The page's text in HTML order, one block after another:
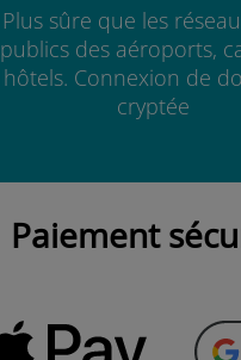
Plus sûre que les
publics des aéroports,
hôtels. Connexion de
cryptée
Paiement